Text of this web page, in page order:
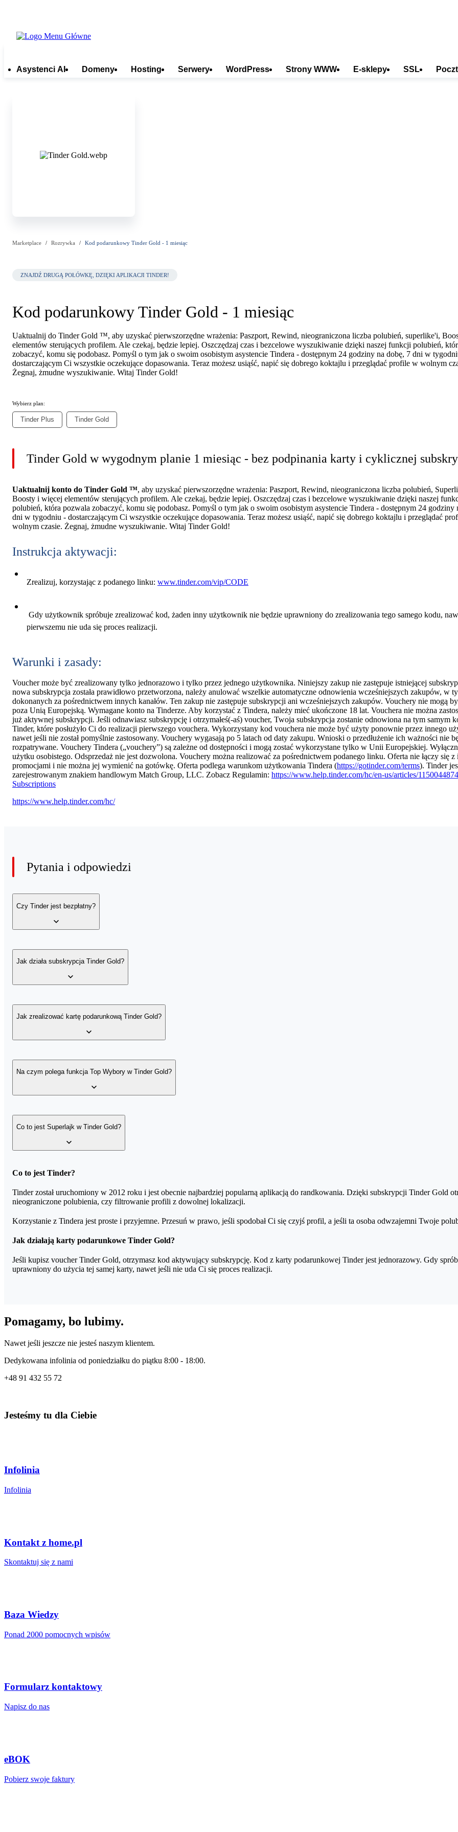
Asystenci AI Domeny Hosting Serwery WordPress Strony WWW E-sklepy SSL
Marketplace Rozrywka Kod podarunkowy Tinder Gold - 1 miesiąc
ZNAJDŹ DRUGĄ POŁÓWKĘ, DZIĘKI APLIKACJI TINDER!
Kod podarunkowy Tinder Gold - 1 miesiąc
Uaktualnij do Tinder Gold ™, aby uzyskać pierwszorzędne wrażenia: Paszport, Rewind, nieograniczona liczba polubień, superlike'i,
elementów sterujących profilem. Ale czekaj, będzie lepiej. Oszczędzaj czas i bezcelowe wyszukiwanie dzięki naszej funkcji polubień,
zobaczyć, komu się podobasz. Pomyśl o tym jak o swoim osobistym asystencie Tindera - dostępnym 24 godziny na dobę, 7 dni w
dostarczającym Ci wszystkie oczekujące dopasowania. Teraz możesz usiąść, napić się dobrego koktajlu i przeglądać profile w wolnym
Żegnaj, żmudne wyszukiwanie. Witaj Tinder Gold!
Wybierz plan:
Tinder Plus Tinder Gold
Tinder Gold w wygodnym planie 1 miesiąc - bez podpinania karty i cyklicznej
Uaktualnij konto do Tinder Gold ™, aby uzyskać pierwszorzędne wrażenia: Paszport, Rewind, nieograniczona liczba polubień,
Boosty i więcej elementów sterujących profilem. Ale czekaj, będzie lepiej. Oszczędzaj czas i bezcelowe wyszukiwanie dzięki naszej
polubień, która pozwala zobaczyć, komu się podobasz. Pomyśl o tym jak o swoim osobistym asystencie Tindera - dostępnym 24 godziny
dni w tygodniu - dostarczającym Ci wszystkie oczekujące dopasowania. Teraz możesz usiąść, napić się dobrego koktajlu i przeglądać
wolnym czasie. Żegnaj, żmudne wyszukiwanie. Witaj Tinder Gold!
Instrukcja aktywacji:
Zrealizuj, korzystając z podanego linku: www.tinder.com/vip/CODE
Gdy użytkownik spróbuje zrealizować kod, żaden inny użytkownik nie będzie uprawniony do zrealizowania tego samego kodu,
pierwszemu nie uda się proces realizacji.
Warunki i zasady:
Voucher może być zrealizowany tylko jednorazowo i tylko przez jednego użytkownika. Niniejszy zakup nie zastępuje istniejącej
nowa subskrypcja została prawidłowo przetworzona, należy anulować wszelkie automatyczne odnowienia wcześniejszych zakupów, w
dokonanych za pośrednictwem innych kanałów. Ten zakup nie zastępuje subskrypcji ani wcześniejszych zakupów. Vouchery nie mogą
poza Unią Europejską. Wymagane konto na Tinderze. Aby korzystać z Tindera, należy mieć ukończone 18 lat. Vouchera nie można
już aktywnej subskrypcji. Jeśli odnawiasz subskrypcję i otrzymałeś(-aś) voucher, Twoja subskrypcja zostanie odnowiona na tym samym
Tinder, które posłużyło Ci do realizacji pierwszego vouchera. Wykorzystany kod vouchera nie może być użyty ponownie przez innego
nawet jeśli nie został pomyślnie zastosowany. Vouchery wygasają po 5 latach od daty zakupu. Wnioski o przedłużenie ich ważności nie
rozpatrywane. Vouchery Tindera („vouchery”) są zależne od dostępności i mogą zostać wykorzystane tylko w Unii Europejskiej.
użytku osobistego. Odsprzedaż nie jest dozwolona. Vouchery można realizować za pośrednictwem podanego linku. Oferta nie łączy się z
promocjami i nie można jej wymienić na gotówkę. Oferta podlega warunkom użytkowania Tindera (https://gotinder.com/terms). Tinder
zarejestrowanym znakiem handlowym Match Group, LLC. Zobacz Regulamin: https://www.help.tinder.com/hc/en-us/articles/
Subscriptions
https://www.help.tinder.com/hc/
Pytania i odpowiedzi
Czy Tinder jest bezpłatny?
Samą aplikację Tindera pobierzesz bezpośrednio ze sklepu Google Play lub App Store. Jest to darmowa aplikacja z podstawowymi
osób.
Jak działa subskrypcja Tinder Gold?
Dzięki wersji Tinder Gold zobaczysz profile wszystkich swoich wielbicieli w jednym miejscu. Oszczędzisz czas odrzucając lub
cotygodniowych 5 Superlajków i jednego darmowego Boosta w miesiącu. Konto jest również pozbawione reklam.
Jak zrealizować kartę podarunkową Tinder Gold?
Aby użyć vouchera Tinder Gold, przejdź na stronę www.tinder.com/vip/CODE i wpisz kod z karty podarunkowej.
Na czym polega funkcja Top Wybory w Tinder Gold?
Top Wybory, to dodatek do subskrypcji Tinder Gold, stworzony po to, by proponować Ci kandydatów na pary najbardziej godnych
Wybór dziennie. Z kartą podarunkową Tinder Gold codziennie przeglądasz cały zestaw. Top Wybory znikają po 24 godzinach.
Co to jest Superlajk w Tinder Gold?
Superlajki trzykrotnie zwiększają szansę na znalezienie pary. Bezpłatne konto Tinder upoważnia do jednego Superlajka w miesiącu,
Co to jest Tinder?
Tinder został uruchomiony w 2012 roku i jest obecnie najbardziej popularną aplikacją do randkowania. Dzięki subskrypcji Tinder Gold
nieograniczone polubienia, czy filtrowanie profili z dowolnej lokalizacji.
Korzystanie z Tindera jest proste i przyjemne. Przesuń w prawo, jeśli spodobał Ci się czyjś profil, a jeśli ta osoba odwzajemni Twoje
Jak działają karty podarunkowe Tinder Gold?
Jeśli kupisz voucher Tinder Gold, otrzymasz kod aktywujący subskrypcję. Kod z karty podarunkowej Tinder jest jednorazowy. Gdy
uprawniony do użycia tej samej karty, nawet jeśli nie uda Ci się proces realizacji.
Pomagamy, bo lubimy.
Nawet jeśli jeszcze nie jesteś naszym klientem.
Dedykowana infolinia od poniedziałku do piątku 8:00 - 18:00.
+48 91 432 55 72
Jesteśmy tu dla Ciebie
Infolinia
Infolinia
Kontakt z home.pl
Skontaktuj się z nami
Baza Wiedzy
Ponad 2000 pomocnych wpisów
Formularz kontaktowy
Napisz do nas
eBOK
Pobierz swoje faktury